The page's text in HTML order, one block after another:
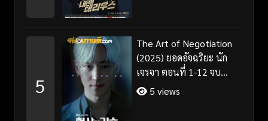
5
The Art of Negotiation
(2025) ยอดอัจฉริยะ นัก
เจรจา ตอนที่ 1-12 จบ
พากย์ไทย/ซับไทย
5 views